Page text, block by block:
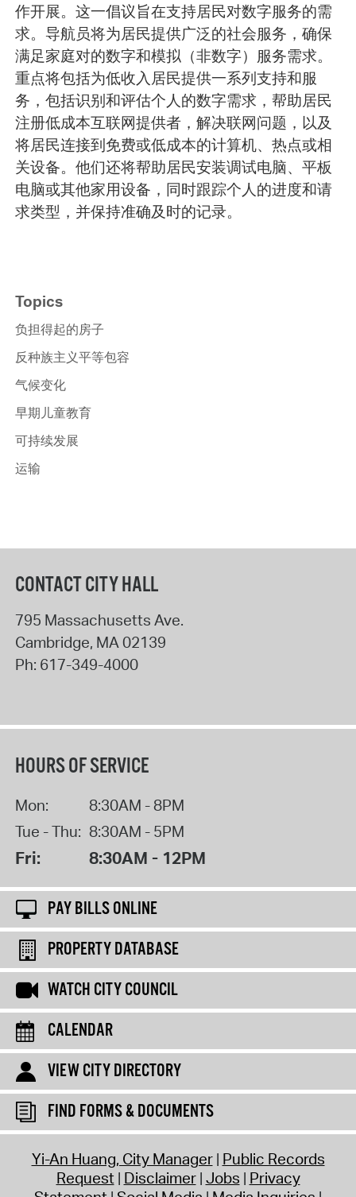
作开展。这一倡议旨在支持居民对数字服务的需
求。导航员将为居民提供广泛的社会服务，确保
满足家庭对的数字和模拟（非数字）服务需求。
重点将包括为低收入居民提供一系列支持和服
务，包括识别和评估个人的数字需求，帮助居民
注册低成本互联网提供者，解决联网问题，以及
将居民连接到免费或低成本的计算机、热点或相
关设备。他们还将帮助居民安装调试电脑、平板
电脑或其他家用设备，同时跟踪个人的进度和请
求类型，并保持准确及时的记录。
Topics
负担得起的房子
反种族主义平等包容
气候变化
早期儿童教育
可持续发展
运输
CONTACT CITY HALL
795 Massachusetts Ave.
Cambridge, MA02139
Ph: 617-349-4000
HOURS OF SERVICE
Mon:
8:30AM - 8PM
Tue - Thu: 8:30AM - 5PM
Fri: 8:30AM - 12PM
PAY BILLS ONLINE
PROPERTY DATABASE
WATCH CITY COUNCIL
CALENDAR
VIEW CITY DIRECTORY
FIND FORMS & DOCUMENTS
Yi-An Huang, City Manager Public Records
Request Disclaimer Jobs Privacy